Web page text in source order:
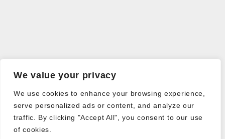
We value your privacy
We use cookies to enhance your browsing experience,
serve personalized ads or content, and analyze our
traffic. By clicking "Accept All", you consent to our use
of cookies.